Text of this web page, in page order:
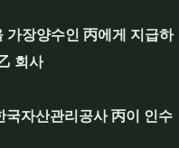
가장양수인 丙에게 지급하
회사
국자산관리공사 丙이 인수